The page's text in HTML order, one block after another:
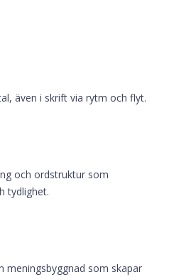
även i skrift via rytm och flyt.
och ordstruktur som
tydlighet.
meningsbyggnad som skapar